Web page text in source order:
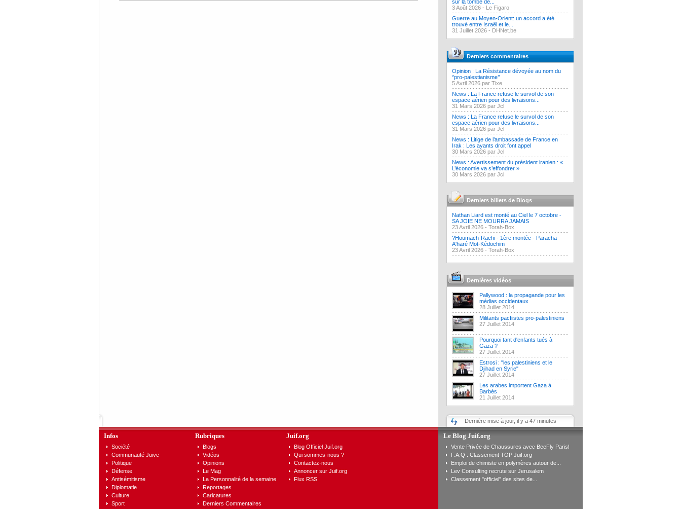
sur la tombe de...
3 Août 2026 - Le Figaro
Guerre au Moyen-Orient: un accord a été
trouvé entre Israël et le...
31 Juillet 2026 - DHNet.be
Derniers commentaires
Opinion : La Résistance dévoyée au nom du
‘’pro-palestianisme’’
5 Avril 2026 par Tixe
News : La France refuse le survol de son
espace aérien pour des livraisons...
31 Mars 2026 par Jcl
News : La France refuse le survol de son
espace aérien pour des livraisons...
31 Mars 2026 par Jcl
News : Litige de l’ambassade de France en
Irak : Les ayants droit font appel
30 Mars 2026 par Jcl
News : Avertissement du président iranien : «
L’économie va s’effondrer »
30 Mars 2026 par Jcl
Derniers billets de Blogs
Nathan Liard est monté au Ciel le 7 octobre -
SA JOIE NE MOURRA JAMAIS
23 Avril 2026 - Torah-Box
?Houmach-Rachi - 1ère montée - Paracha
A'haré Mot-Kédochim
23 Avril 2026 - Torah-Box
Dernières vidéos
Pallywood : la propagande pour les
médias occidentaux
28 Juillet 2014
Militants pacfiistes pro-palestiniens
27 Juillet 2014
Pourquoi tant d'enfants tués à
Gaza ?
27 Juillet 2014
Estrosi : "les palestiniens et le
Djihad en Syrie"
27 Juillet 2014
Les arabes importent Gaza à
Barbès
21 Juillet 2014
Dernière mise à jour, il y a 47 minutes
Infos
Société
Communauté Juive
Politique
Défense
Antisémitisme
Diplomatie
Culture
Sport
Rubriques
Blogs
Vidéos
Opinions
Le Mag
La Personnalité de la semaine
Reportages
Caricatures
Derniers Commentaires
Juif.org
Blog Officiel Juif.org
Qui sommes-nous ?
Contactez-nous
Annoncer sur Juif.org
Flux RSS
Le Blog Juif.org
Vente Privée de Chaussures avec BeeFly Paris!
F.A.Q : Classement TOP Juif.org
Emploi de chimiste en polymères autour de...
Lev Consulting recrute sur Jerusalem
Classement "officiel" des sites de...